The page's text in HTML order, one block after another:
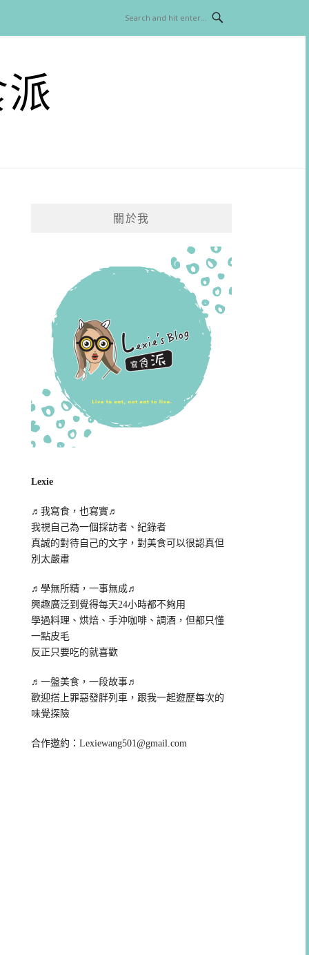
關於我
Lexie
♬我寫食，也寫實♬
我視自己為一個採訪者、紀錄者
真誠的對待自己的文字，對美食可以很認真但
別太嚴肅
♬學無所精，一事無成♬
興趣廣泛到覺得每天24小時都不夠用
學過料理、烘焙、手沖咖啡、調酒，但都只懂
一點皮毛
反正只要吃的就喜歡
♬一盤美食，一段故事♬
歡迎搭上罪惡發胖列車，跟我一起遊歷每次的
味覺探險
合作邀約：Lexiewang501@gmail.com